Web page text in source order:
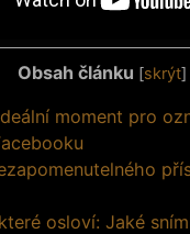
Obsah článku [skrýt]
moment pro
osloví: Jaké